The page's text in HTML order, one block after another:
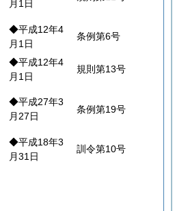
月1日
◆平成12年4
月1日
条例第6号
◆平成12年4
月1日
規則第13号
◆平成27年3
月27日
条例第19号
◆平成18年3
月31日
訓令第10号